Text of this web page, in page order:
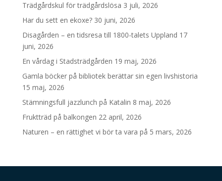
Trädgårdskul för trädgårdslösa 3 juli, 2026
Har du sett en ekoxe? 30 juni, 2026
Disagården – en tidsresa till 1800-talets Uppland 17
juni, 2026
En vårdag i Stadsträdgården 19 maj, 2026
Gamla böcker på bibliotek berättar sin egen livshistoria
15 maj, 2026
Stämningsfull jazzlunch på Katalin 8 maj, 2026
Fruktträd på balkongen 22 april, 2026
Naturen – en rättighet vi bör ta vara på 5 mars, 2026